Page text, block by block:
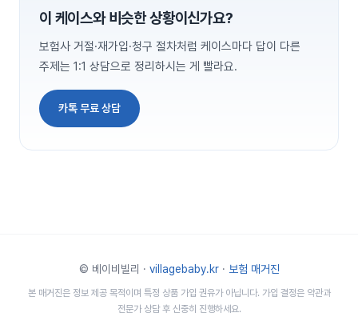
이 케이스와 비슷한 상황이신가요?
보험사 거절·재가입·청구 절차처럼 케이스마다 답이 다른
주제는 1:1 상담으로 정리하시는 게 빨라요.
카톡 무료 상담
© 베이비빌리 · villagebaby.kr· 보험 매거진
본 매거진은 정보 제공 목적이며 특정 상품 가입 권유가 아닙니다. 가입 결정은 약관과
전문가 상담 후 신중히 진행하세요.